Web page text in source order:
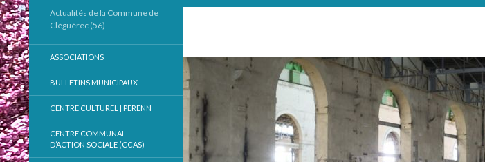
Actualités de la Commune de
Cléguérec (56)
ASSOCIATIONS
BULLETINS MUNICIPAUX
CENTRE CULTUREL | PERENN
CENTRE COMMUNAL
D’ACTION SOCIALE (CCAS)